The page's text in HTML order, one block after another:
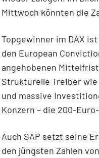
Mittwoch könnten die
Topgewinner im DAX
den European
angehobenen
Strukturelle Treiber
und massive
Konzern – die 200-
Auch SAP setzt seine
den jüngsten Zahlen